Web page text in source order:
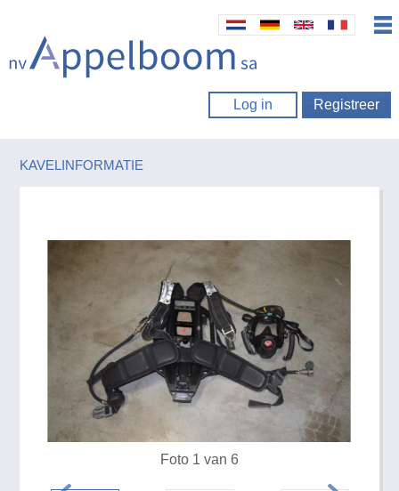
Log in Registreer
KAVELINFORMATIE
Foto 1 van 6